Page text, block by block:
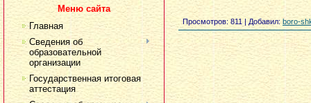
Меню сайта
Главная
Сведения об
образовательной
организации
Государственная итоговая
аттестация
Просмотров: 811 | Добавил: boro-